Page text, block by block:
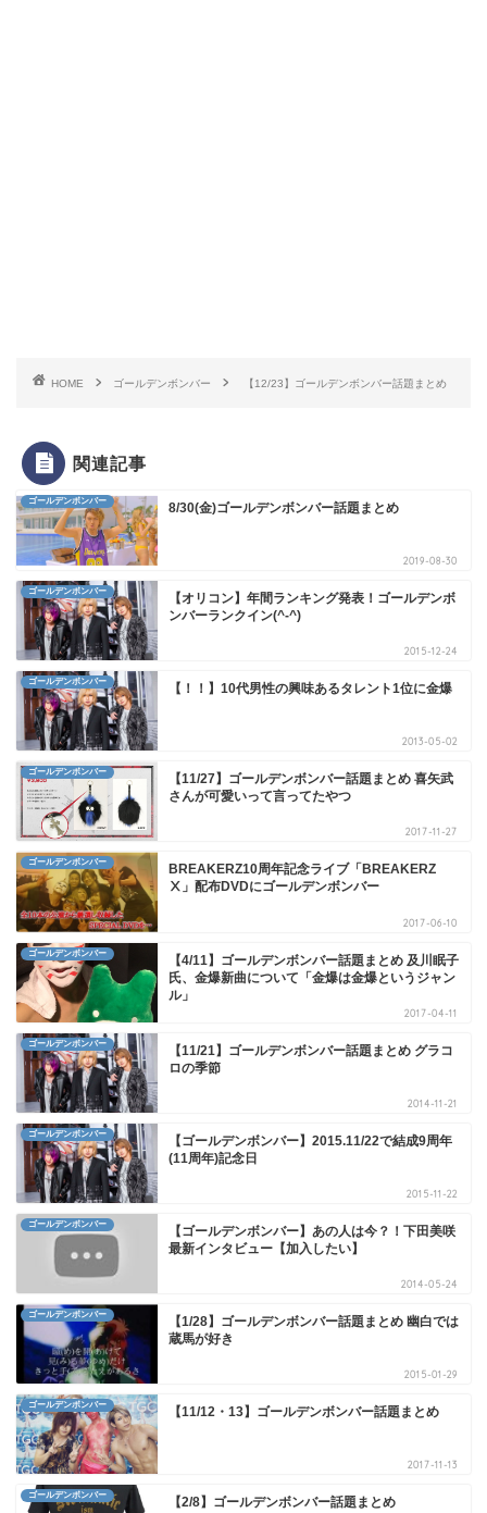
HOME ゴールデンボンバー 【12/23】ゴールデンボンバー話題まとめ
関連記事
ゴールデンボンバー 8/30(金)ゴールデンボンバー話題まとめ
2019-08-30
ゴールデンボンバー
【オリコン】年間ランキング発表！ゴールデンボ
ンバーランクイン(^-^)
2015-12-24
ゴールデンボンバー 【！！】10代男性の興味あるタレント1位に金爆
2013-05-02
ゴールデンボンバー
【11/27】ゴールデンボンバー話題まとめ 喜矢武
さんが可愛いって言ってたやつ
2017-11-27
ゴールデンボンバー
BREAKERZ10周年記念ライブ「BREAKERZ
Ⅹ」配布DVDにゴールデンボンバー
2017-06-10
ゴールデンボンバー
【4/11】ゴールデンボンバー話題まとめ 及川眠子
氏、金爆新曲について「金爆は金爆というジャン
ル」
2017-04-11
ゴールデンボンバー
【11/21】ゴールデンボンバー話題まとめ グラコ
ロの季節
2014-11-21
ゴールデンボンバー
【ゴールデンボンバー】2015.11/22で結成9周年
(11周年)記念日
2015-11-22
ゴールデンボンバー
【ゴールデンボンバー】あの人は今？！下田美咲
最新インタビュー【加入したい】
2014-05-24
ゴールデンボンバー
【1/28】ゴールデンボンバー話題まとめ 幽白では
蔵馬が好き
2015-01-29
ゴールデンボンバー 【11/12・13】ゴールデンボンバー話題まとめ
2017-11-13
ゴールデンボンバー 【2/8】ゴールデンボンバー話題まとめ